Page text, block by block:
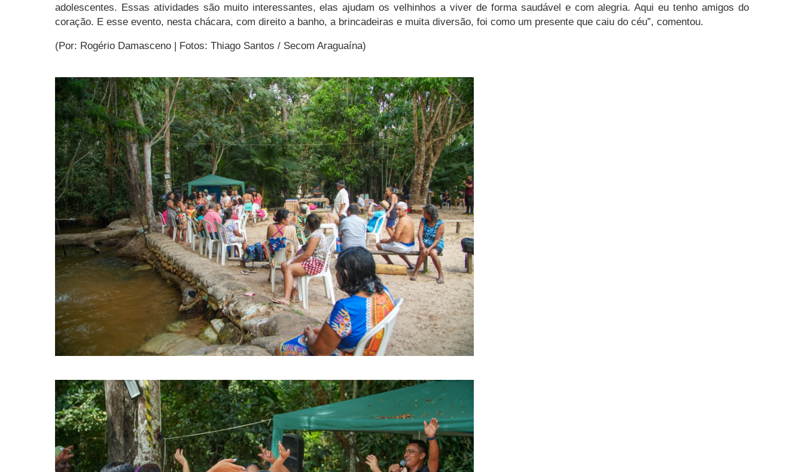
adolescentes. Essas atividades são muito interessantes, elas ajudam os velhinhos a viver de forma saudável e com alegria. Aqui eu tenho amigos do
coração. E esse evento, nesta chácara, com direito a banho, a brincadeiras e muita diversão, foi como um presente que caiu do céu”, comentou.
(Por: Rogério Damasceno | Fotos: Thiago Santos / Secom Araguaína)